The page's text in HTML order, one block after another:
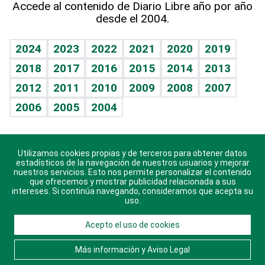
Vida y familia
Eñe
Celebrando la vida
Sin complejos
En pocas palabras
Escuchando al corazón
Economía Personal
TBT Deportivo
Guía del dinero
Horóscopos
Crucigramas
Accede al contenido de Diario Libre año por año
desde el 2004.
2024 2023 2022 2021 2020
2019
2018
2017 2016 2015 2014
2013
2012
2011 2010 2009 2008
2007
2006
2005 2004
Descarga nuestras aplicaciones para Android, iOS y
sistema Huawei.
© 2021 Diario Libre, todos los derechos reservados.
Consulta elAviso Legal. Ponte en Contacto
nosotros y conoce más sobre Diario Libre
Utilizamos cookies propias y de terceros para obtener datos
estadísticos de la navegación de nuestros usuarios y mejorar
nuestros servicios. Esto nos permite personalizar el contenido
que ofrecemos y mostrar publicidad relacionada a sus
intereses. Si continúa navegando, consideramos que acepta su
uso.
Acepto el uso de cookies
Más información y Aviso Legal